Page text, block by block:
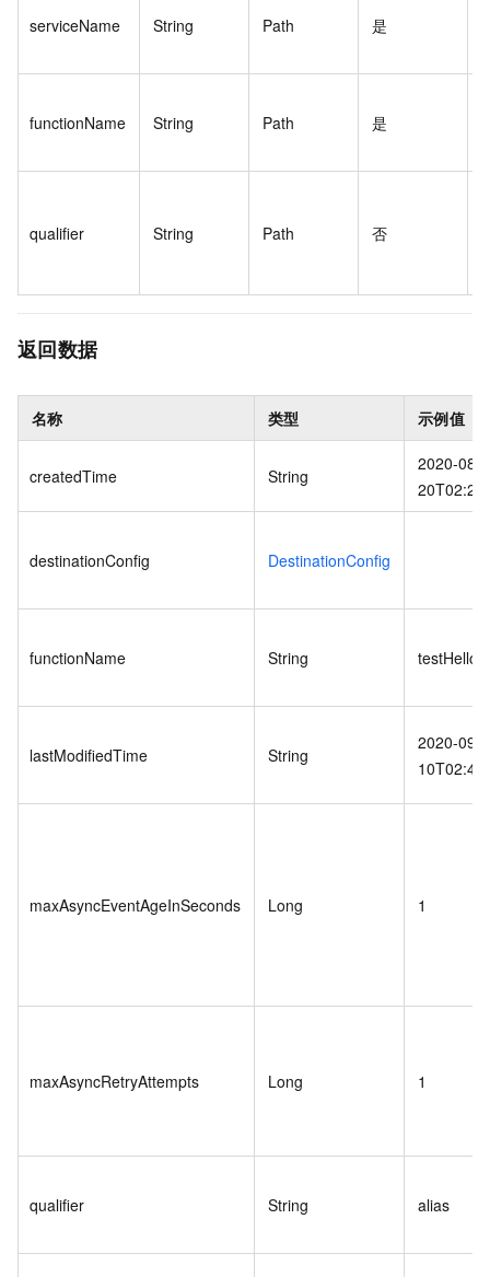
serviceName String Path 是
functionName String Path 是
qualifier String Path 否
返回数据
名称 类型 示例值
createdTime String
2020-08-
destinationConfig DestinationConfig
functionName String
lastModifiedTime String
2020-09-
maxAsyncEventAgeInSeconds Long 1
maxAsyncRetryAttempts Long 1
qualifier String alias